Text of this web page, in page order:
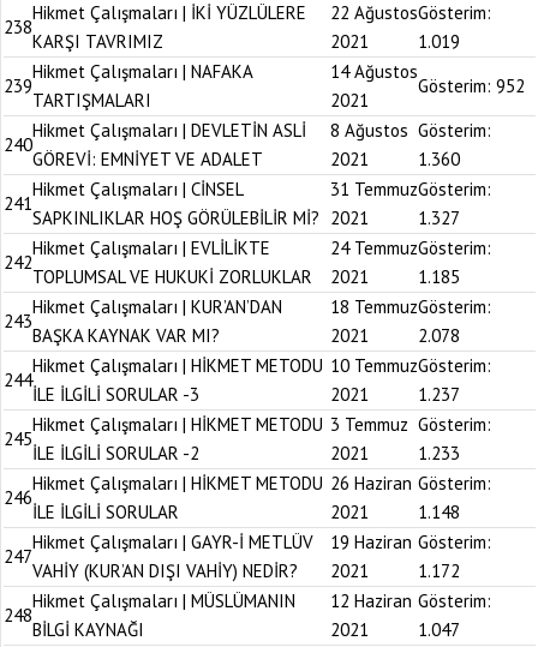
238
Hikmet Çalışmaları | İKİ YÜZLÜLERE
KARŞI TAVRIMIZ
22 Ağustos
2021
Gösterim:
1.019
239
Hikmet Çalışmaları | NAFAKA
TARTIŞMALARI
14 Ağustos
2021
Gösterim: 952
240
Hikmet Çalışmaları | DEVLETİN ASLİ
GÖREVİ: EMNİYET VE ADALET
8 Ağustos
2021
Gösterim:
1.360
241
Hikmet Çalışmaları | CİNSEL
SAPKINLIKLAR HOŞ GÖRÜLEBİLİR Mİ?
31 Temmuz
2021
Gösterim:
1.327
242
Hikmet Çalışmaları | EVLİLİKTE
TOPLUMSAL VE HUKUKİ ZORLUKLAR
24 Temmuz
2021
Gösterim:
1.185
243
Hikmet Çalışmaları | KUR’AN’DAN
BAŞKA KAYNAK VAR MI?
18 Temmuz
2021
Gösterim:
2.078
244
Hikmet Çalışmaları | HİKMET METODU
İLE İLGİLİ SORULAR -3
10 Temmuz
2021
Gösterim:
1.237
245
Hikmet Çalışmaları | HİKMET METODU
İLE İLGİLİ SORULAR -2
3 Temmuz
2021
Gösterim:
1.233
246
Hikmet Çalışmaları | HİKMET METODU
İLE İLGİLİ SORULAR
26 Haziran
2021
Gösterim:
1.148
247
Hikmet Çalışmaları | GAYR-İ METLÜV
VAHİY (KUR’AN DIŞI VAHİY) NEDİR?
19 Haziran
2021
Gösterim:
1.172
248
Hikmet Çalışmaları | MÜSLÜMANIN
BİLGİ KAYNAĞI
12 Haziran
2021
Gösterim:
1.047